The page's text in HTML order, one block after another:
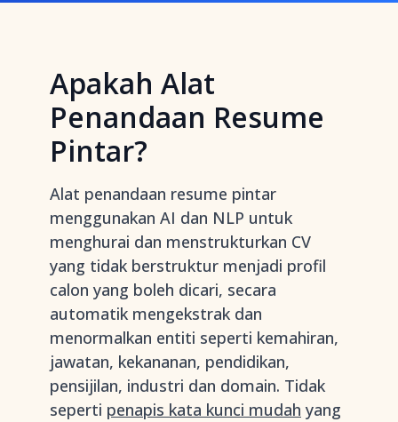
Apakah Alat
Penandaan Resume
Pintar?
Alat penandaan resume pintar
menggunakan AI dan NLP untuk
menghurai dan menstrukturkan CV
yang tidak berstruktur menjadi profil
calon yang boleh dicari, secara
automatik mengekstrak dan
menormalkan entiti seperti kemahiran,
jawatan, kekananan, pendidikan,
pensijilan, industri dan domain. Tidak
seperti penapis kata kunci mudah yang